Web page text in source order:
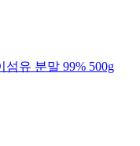
유 분말 99% 500g